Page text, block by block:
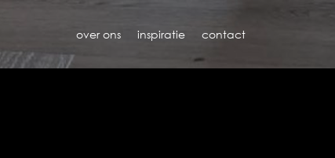
over ons inspiratie contact